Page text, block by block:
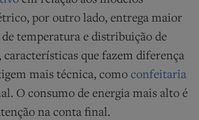
por outro lado, entrega maior
temperatura e distribuição de
que fazem diferença
mais técnica, como confeitaria
O consumo de energia mais alto é
na conta final.